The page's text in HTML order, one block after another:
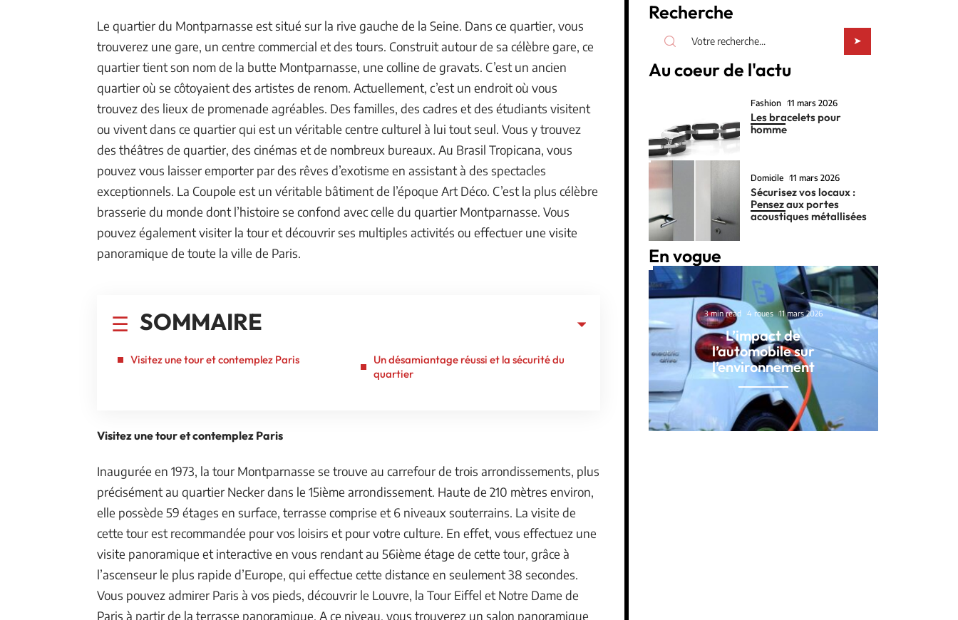
Le quartier du Montparnasse est situé sur la rive gauche de la Seine. Dans ce quartier, vous
trouverez une gare, un centre commercial et des tours. Construit autour de sa célèbre gare, ce
quartier tient son nom de la butte Montparnasse, une colline de gravats. C’est un ancien
quartier où se côtoyaient des artistes de renom. Actuellement, c’est un endroit où vous
trouvez des lieux de promenade agréables. Des familles, des cadres et des étudiants visitent
ou vivent dans ce quartier qui est un véritable centre culturel à lui tout seul. Vous y trouvez
des théâtres de quartier, des cinémas et de nombreux bureaux. Au Brasil Tropicana, vous
pouvez vous laisser emporter par des rêves d’exotisme en assistant à des spectacles
exceptionnels. La Coupole est un véritable bâtiment de l’époque Art Déco. C’est la plus célèbre
brasserie du monde dont l’histoire se confond avec celle du quartier Montparnasse. Vous
pouvez également visiter la tour et découvrir ses multiples activités ou effectuer une visite
panoramique de toute la ville de Paris.
SOMMAIRE
Visitez une tour et contemplez Paris
Un désamiantage réussi et la sécurité du
quartier
Visitez une tour et contemplez Paris
Inaugurée en 1973, la tour Montparnasse se trouve au carrefour de trois arrondissements, plus
précisément au quartier Necker dans le 15ième arrondissement. Haute de 210 mètres environ,
elle possède 59 étages en surface, terrasse comprise et 6 niveaux souterrains. La visite de
cette tour est recommandée pour vos loisirs et pour votre culture. En effet, vous effectuez une
visite panoramique et interactive en vous rendant au 56ième étage de cette tour, grâce à
l’ascenseur le plus rapide d’Europe, qui effectue cette distance en seulement 38 secondes.
Vous pouvez admirer Paris à vos pieds, découvrir le Louvre, la Tour Eiffel et Notre Dame de
Paris à partir de la terrasse panoramique. A ce niveau, vous trouverez un salon panoramique
Recherche
Au coeur de l'actu
Fashion 11 mars 2026
Les bracelets pour
homme
Domicile 11 mars 2026
Sécurisez vos locaux :
Pensez aux portes
acoustiques métallisées
En vogue
3 min read 4 roues 11 mars 2026
L’impact de
l’automobile sur
l’environnement